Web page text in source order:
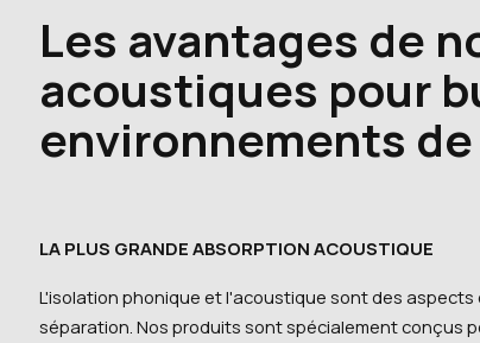
Les avantages de
acoustiques pour
environnements
LA PLUS GRANDE ABSORPTION ACOUSTIQUE
L'isolation phonique et l'acoustique sont des aspects
séparation. Nos produits sont spécialement conçus